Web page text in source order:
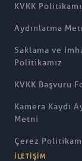
KVKK
Aydınlatma
Saklama ve
Politikamız
KVKK Başvuru
Kamera Kaydı
Metni
Çerez
İLETIŞIM